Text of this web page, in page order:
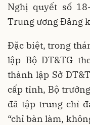
Nghị quyết số
Trung ương Đảng
Đặc biệt, trong
lập Bộ DT&TG
thành lập Sở
cấp tỉnh, Bộ
đã tập trung chỉ
“chỉ bàn làm,